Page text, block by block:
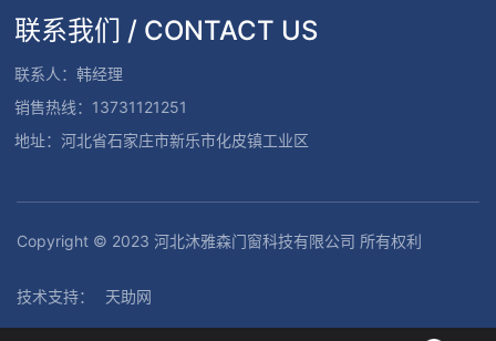
联系我们 / CONTACT US
联系人：韩经理
销售热线：13731121251
地址：河北省石家庄市新乐市化皮镇工业区
Copyright © 2023 河北沐雅森门窗科技有限公司 所有权利
技术支持： 天助网